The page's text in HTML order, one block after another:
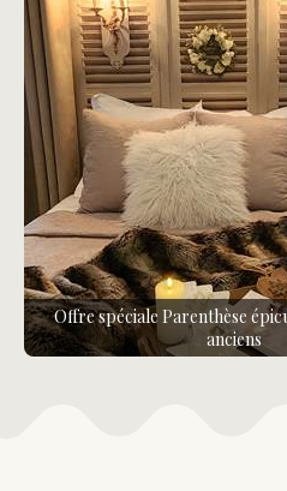
Offre spéciale Parenthèse
anciens